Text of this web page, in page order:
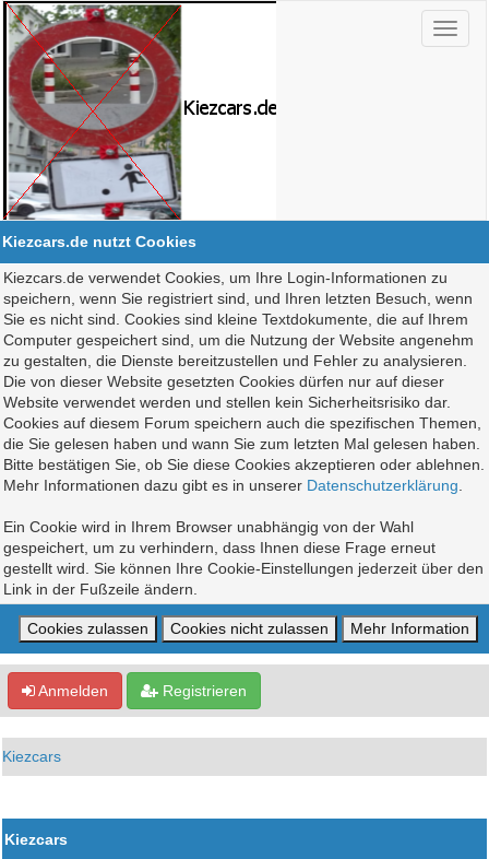
Kiezcars.de nutzt Cookies
Kiezcars.de verwendet Cookies, um Ihre Login-Informationen zu
speichern, wenn Sie registriert sind, und Ihren letzten Besuch, wenn
Sie es nicht sind. Cookies sind kleine Textdokumente, die auf Ihrem
Computer gespeichert sind, um die Nutzung der Website angenehm
zu gestalten, die Dienste bereitzustellen und Fehler zu analysieren.
Die von dieser Website gesetzten Cookies dürfen nur auf dieser
Website verwendet werden und stellen kein Sicherheitsrisiko dar.
Cookies auf diesem Forum speichern auch die spezifischen Themen,
die Sie gelesen haben und wann Sie zum letzten Mal gelesen haben.
Bitte bestätigen Sie, ob Sie diese Cookies akzeptieren oder ablehnen.
Mehr Informationen dazu gibt es in unserer Datenschutzerklärung
Ein Cookie wird in Ihrem Browser unabhängig von der Wahl
gespeichert, um zu verhindern, dass Ihnen diese Frage erneut
gestellt wird. Sie können Ihre Cookie-Einstellungen jederzeit über den
Link in der Fußzeile ändern.
Anmelden Registrieren
Kiezcars
Kiezcars